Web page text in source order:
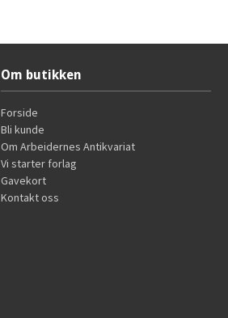
Om butikken
Forside
Bli kunde
Om Arbeidernes Antikvariat
Vi starter forlag
Gavekort
Kontakt oss